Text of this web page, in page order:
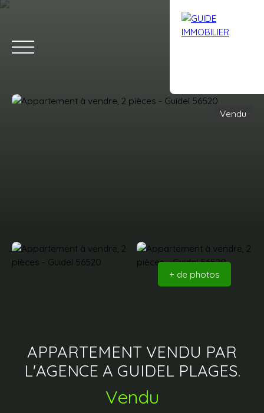
Estimation
Vendu
+ de photos
APPARTEMENT VENDU PAR
L'AGENCE A GUIDEL PLAGES.
Vendu